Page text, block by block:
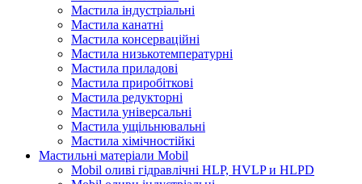
Мастила індустріальні
Мастила канатні
Мастила консерваційні
Мастила низькотемпературні
Мастила приладові
Мастила приробіткові
Мастила редукторні
Мастила універсальні
Мастила ущільнювальні
Мастила хімічностійкі
Мастильні матеріали Mobil
Mobil оливі гідравлічні HLP, HVLP и HLPD